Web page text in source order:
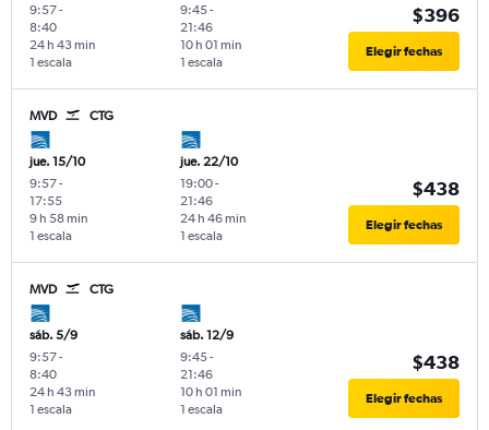
9:57-
8:40
1 escala
24 h 43 min
9:45-
21:46
1 escala
10 h 01 min
$396
Elegir fechas
MVD CTG
jue. 15/10
9:57-
17:55
1 escala
9 h 58 min
jue. 22/10
19:00-
21:46
1 escala
24 h 46 min
$438
Elegir fechas
MVD CTG
sáb. 5/9
9:57-
8:40
1 escala
24 h 43 min
sáb. 12/9
9:45-
21:46
1 escala
10 h 01 min
$438
Elegir fechas